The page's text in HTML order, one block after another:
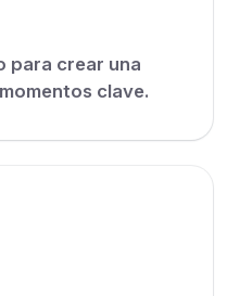
para crear una
clave.